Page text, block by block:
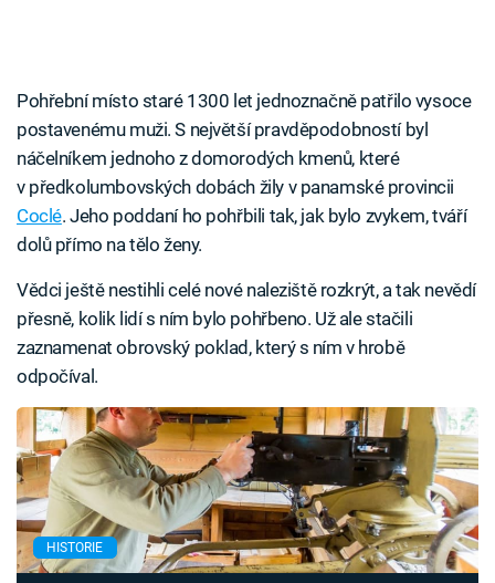
Pohřební místo staré 1300 let jednoznačně patřilo vysoce
postavenému muži. S největší pravděpodobností byl
náčelníkem jednoho z domorodých kmenů, které
v předkolumbovských dobách žily v panamské provincii
Coclé. Jeho poddaní ho pohřbili tak, jak bylo zvykem, tváří
dolů přímo na tělo ženy.
Vědci ještě nestihli celé nové naleziště rozkrýt, a tak nevědí
přesně, kolik lidí s ním bylo pohřbeno. Už ale stačili
zaznamenat obrovský poklad, který s ním v hrobě
odpočíval.
HISTORIE